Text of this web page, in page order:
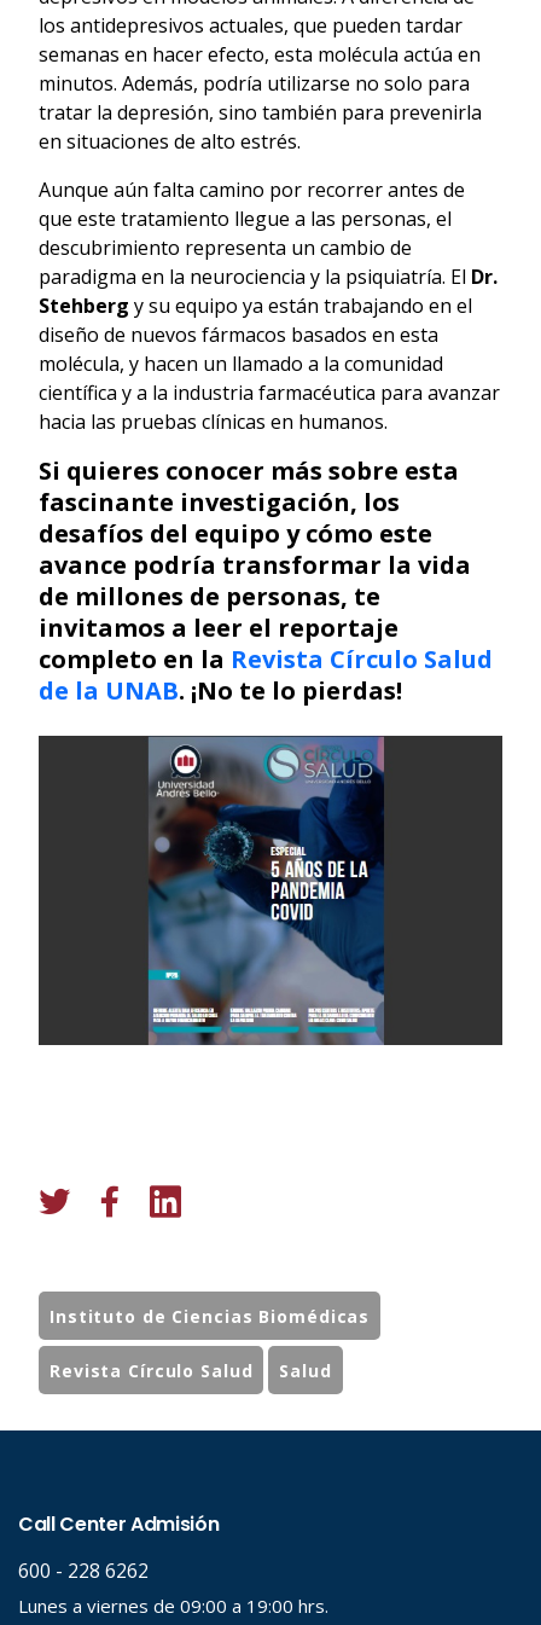
los antidepresivos actuales, que pueden tardar
semanas en hacer efecto, esta molécula actúa en
minutos. Además, podría utilizarse no solo para
tratar la depresión, sino también para prevenirla
en situaciones de alto estrés.
Aunque aún falta camino por recorrer antes de
que este tratamiento llegue a las personas, el
descubrimiento representa un cambio de
paradigma en la neurociencia y la psiquiatría. El Dr.
Stehberg y su equipo ya están trabajando en el
diseño de nuevos fármacos basados en esta
molécula, y hacen un llamado a la comunidad
científica y a la industria farmacéutica para avanzar
hacia las pruebas clínicas en humanos.
Si quieres conocer más sobre esta
fascinante investigación, los
desafíos del equipo y cómo este
avance podría transformar la vida
de millones de personas, te
invitamos a leer el reportaje
completo en la Revista Círculo Salud
de la UNAB. ¡No te lo pierdas!
Instituto de Ciencias Biomédicas
Revista Círculo Salud Salud